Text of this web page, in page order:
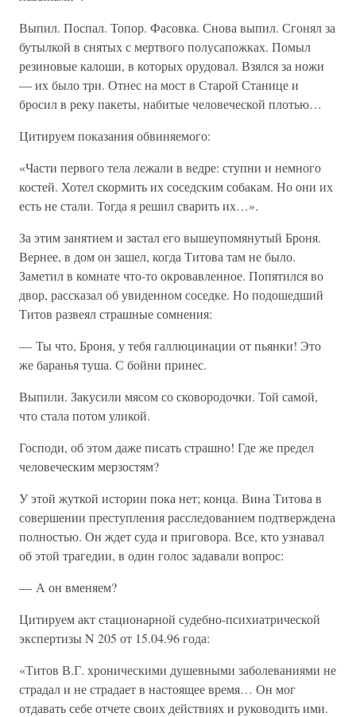
Выпил. Поспал. Топор. Фасовка. Снова выпил. Сгонял за
бутылкой в снятых с мертвого полусапожках. Помыл
резиновые калоши, в которых орудовал. Взялся за ножи
— их было три. Отнес на мост в Старой Станице и
бросил в реку пакеты, набитые человеческой плотью…
Цитируем показания обвиняемого:
«Части первого тела лежали в ведре: ступни и немного
костей. Хотел скормить их соседским собакам. Но они их
есть не стали. Тогда я решил сварить их…».
За этим занятием и застал его вышеупомянутый Броня.
Вернее, в дом он зашел, когда Титова там не было.
Заметил в комнате что-то окровавленное. Попятился во
двор, рассказал об увиденном соседке. Но подошедший
Титов развеял страшные сомнения:
— Ты что, Броня, у тебя галлюцинации от пьянки! Это
же баранья туша. С бойни принес.
Выпили. Закусили мясом со сковородочки. Той самой,
что стала потом уликой.
Господи, об этом даже писать страшно! Где же предел
человеческим мерзостям?
У этой жуткой истории пока нет; конца. Вина Титова в
совершении преступления расследованием подтверждена
полностью. Он ждет суда и приговора. Все, кто узнавал
об этой трагедии, в один голос задавали вопрос:
— А он вменяем?
Цитируем акт стационарной судебно-психиатрической
экспертизы N 205 от 15.04.96 года:
«Титов В.Г. хроническими душевными заболеваниями не
страдал и не страдает в настоящее время… Он мог
отдавать себе отчете своих действиях и руководить ими.